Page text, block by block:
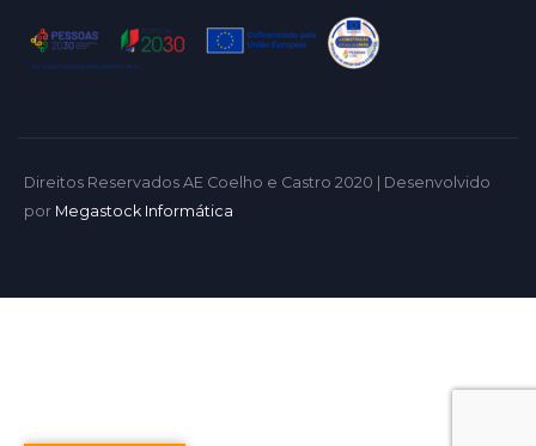
Direitos Reservados AE Coelho e Castro 2020 | Desenvolvido
por Megastock Informática